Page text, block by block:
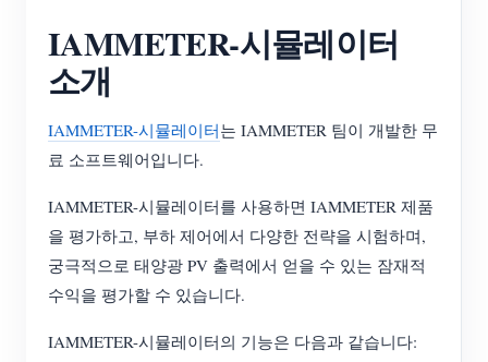
전기 사용량 모니터
홈 자동화
리소스
문서
FAQ
뉴스
블로그
커뮤니티
기여자 프로그램
IAMMETER 활동
포럼
솔루션
문의
회사 소개
IAMMETER-시뮬레이터
소개
IAMMETER-시뮬레이터는 IAMMETER 팀이 개발한 무
료 소프트웨어입니다.
IAMMETER-시뮬레이터를 사용하면 IAMMETER 제품
을 평가하고, 부하 제어에서 다양한 전략을 시험하며,
궁극적으로 태양광 PV 출력에서 얻을 수 있는 잠재적
수익을 평가할 수 있습니다.
IAMMETER-시뮬레이터의 기능은 다음과 같습니다: